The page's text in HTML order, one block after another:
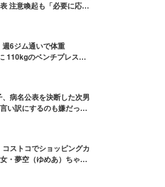
もたらす奥深いストーリ
注意喚起も「必要に応じ
週6ジム通いで体重
110kgのベンチプレス持
と反響
、病名公表を決断した次男
い訳にするのも嫌だっ
ストコでショッピングカ
・夢空（ゆめあ）ちゃん
じる」の声